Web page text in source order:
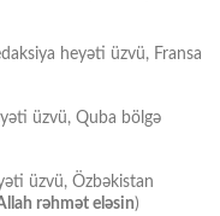
heyəti üzvü, Fransa
üzvü, Quba bölgə
üzvü, Özbəkistan
rəhmət eləsin)